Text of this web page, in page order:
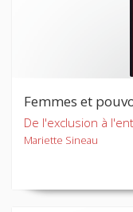
Femmes et
De l'exclusion à
Mariette Sineau